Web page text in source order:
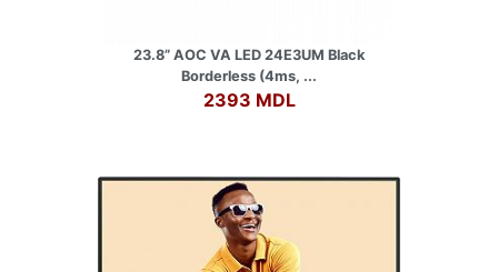
23.8” AOC VA LED 24E3UM Black
Borderless (4ms, ...
2393 MDL